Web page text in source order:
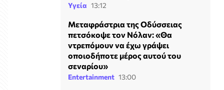
Υγεία 13:12
Μεταφράστρια της Οδύσσειας
πετσόκοψε τον Νόλαν: «Θα
ντρεπόμουν να έχω γράψει
οποιοδήποτε μέρος αυτού του
σεναρίου»
Entertainment 13:00